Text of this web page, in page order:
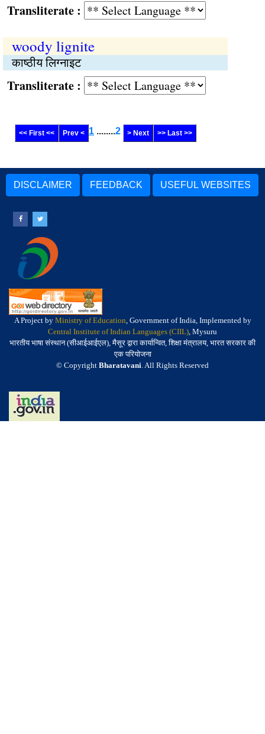
:
woody lignite
काष्ठीय लिग्नाइट
:
<< First << Prev < 1 ........2 > Next >> Last >>
DISCLAIMER FEEDBACK USEFUL WEBSITES
A Project by Ministry of Education, Government of India, Implemented by
Central Institute of Indian Languages (CIIL), Mysuru
भारतीय भाषा संस्थान (सीआईआईएल), मैसूर द्वारा कार्यान्वित, शिक्षा मंत्रालय, भारत सरकार की
एक परियोजना
© Copyright Bharatavani. All Rights Reserved